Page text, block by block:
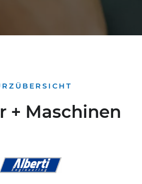
+ Maschinen